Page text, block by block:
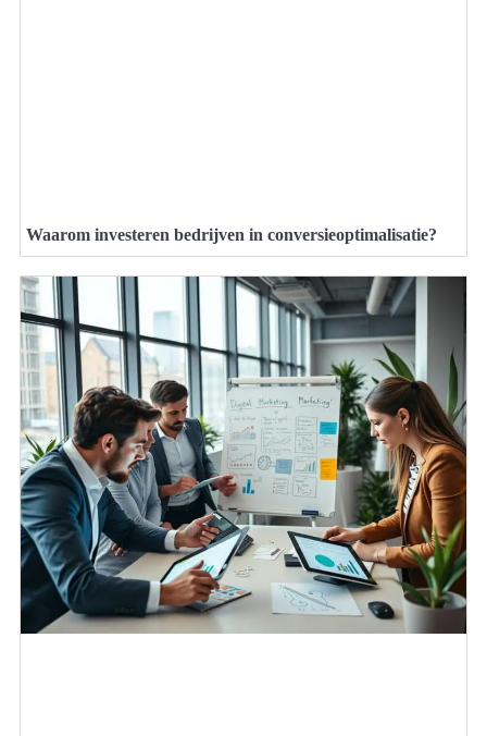
Waarom investeren bedrijven in conversieoptimalisatie?